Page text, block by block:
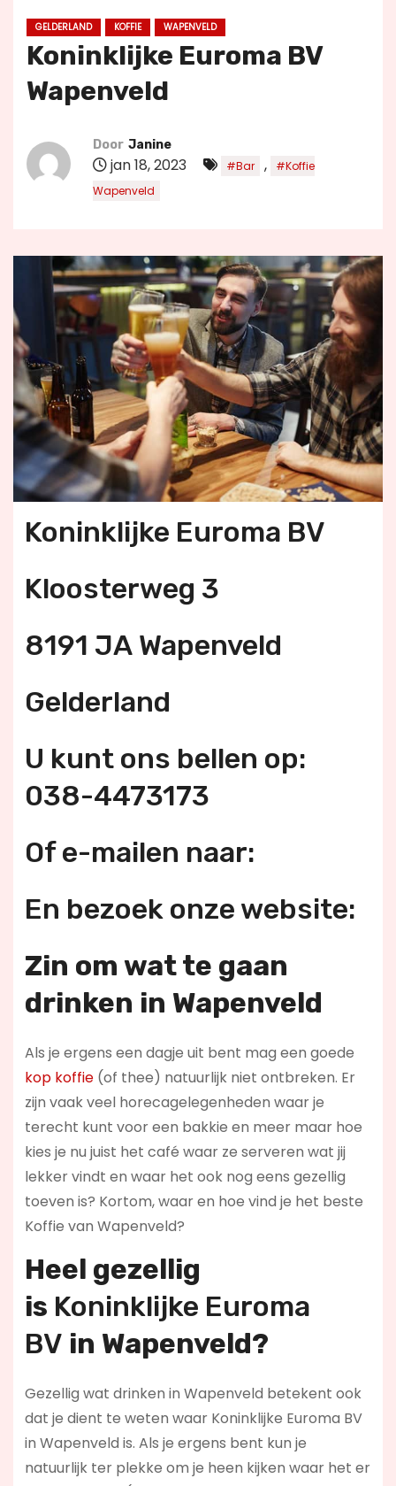
GELDERLAND KOFFIE WAPENVELD
Koninklijke Euroma BV
Wapenveld
Door Janine
jan 18, 2023 #Bar ,
#Koffie
Wapenveld
Koninklijke Euroma BV
Kloosterweg 3
8191 JA Wapenveld
Gelderland
U kunt ons bellen op:
038-4473173
Of e-mailen naar:
En bezoek onze website:
Zin om wat te gaan
drinken in Wapenveld
Als je ergens een dagje uit bent mag een goede
kop koffie(of thee) natuurlijk niet ontbreken. Er
zijn vaak veel horecagelegenheden waar je
terecht kunt voor een bakkie en meer maar hoe
kies je nu juist het café waar ze serveren wat jij
lekker vindt en waar het ook nog eens gezellig
toeven is? Kortom, waar en hoe vind je het beste
Koffie van Wapenveld?
Heel gezellig
is Koninklijke Euroma
BV in Wapenveld?
Gezellig wat drinken in Wapenveld betekent ook
dat je dient te weten waar Koninklijke Euroma BV
in Wapenveld is. Als je ergens bent kun je
natuurlijk ter plekke om je heen kijken waar het er